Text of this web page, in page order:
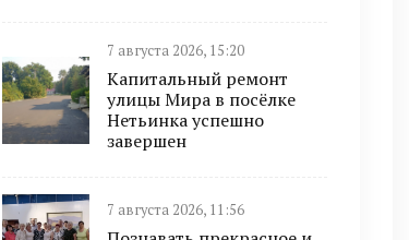
7 августа 2026, 15:20
Капитальный ремонт
улицы Мира в посёлке
Нетьинка успешно
завершен
7 августа 2026, 11:56